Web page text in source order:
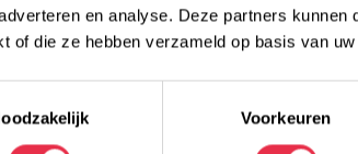
en analyse. Deze partners
of die ze hebben verzameld op basis van
Voorkeuren
8720256607267
NS-113